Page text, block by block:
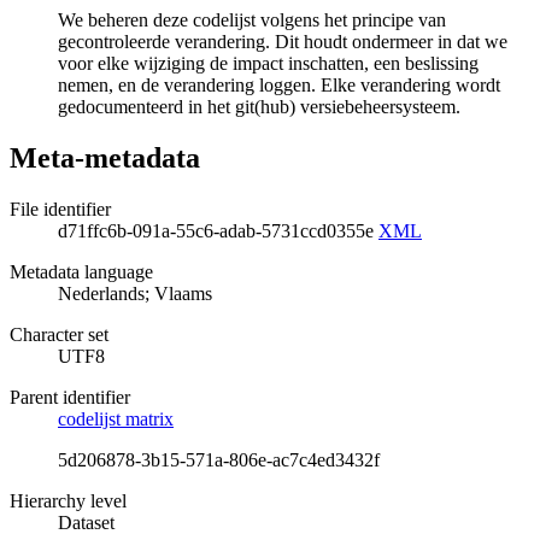
We beheren deze codelijst volgens het principe van
gecontroleerde verandering. Dit houdt ondermeer in dat we
voor elke wijziging de impact inschatten, een beslissing
nemen, en de verandering loggen. Elke verandering wordt
gedocumenteerd in het git(hub) versiebeheersysteem.
Meta-metadata
File identifier
d71ffc6b-091a-55c6-adab-5731ccd0355e XML
Metadata language
Nederlands; Vlaams
Character set
UTF8
Parent identifier
codelijst matrix
5d206878-3b15-571a-806e-ac7c4ed3432f
Hierarchy level
Dataset